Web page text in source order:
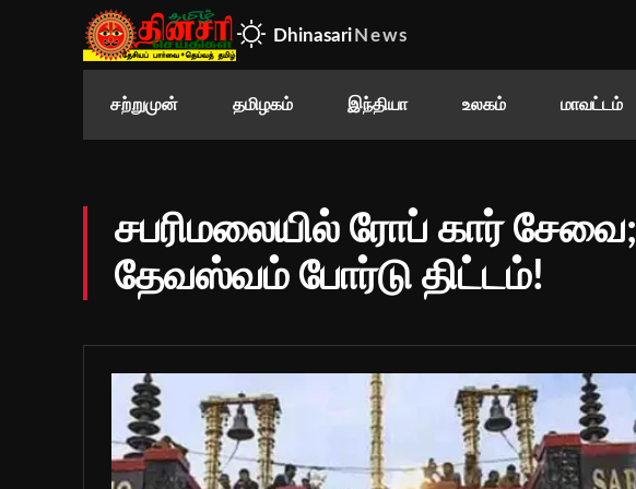
Dhinasari News
சற்றுமுன் தமிழகம் இந்தியா உலகம் மாவட்டம்
சபரிமலையில் ரோப் கார் சேவை;
தேவஸ்வம் போர்டு திட்டம்!